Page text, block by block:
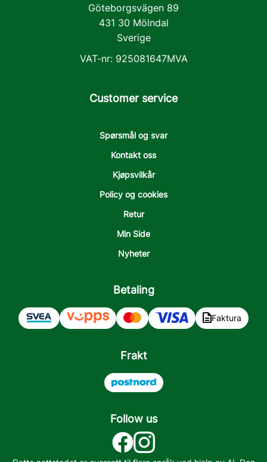
Göteborgsvägen 89
431 30 Mölndal
Sverige
VAT-nr: 925081647MVA
Customer service
Spørsmål og svar
Kontakt oss
Kjøpsvilkår
Policy og cookies
Retur
Min Side
Nyheter
Betaling
Faktura
Frakt
Follow us